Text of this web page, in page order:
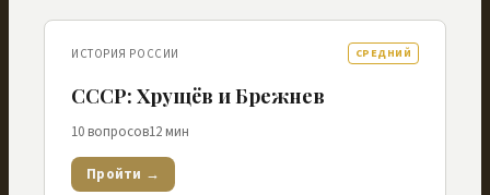
ИСТОРИЯ РОССИИ СРЕДНИЙ
СССР: Хрущёв и Брежнев
10 вопросов12 мин
Пройти →